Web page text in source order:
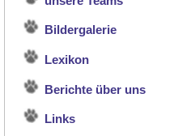
Bildergalerie
Lexikon
Berichte über uns
Links